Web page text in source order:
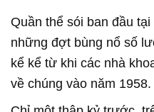
Quần thể sói ban đầu
những đợt bùng nổ số
kể kể từ khi các nhà
về chúng vào năm 1958.